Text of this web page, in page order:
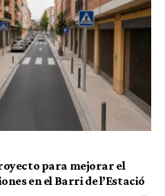
para mejorar el
en el Barri de l’Estació